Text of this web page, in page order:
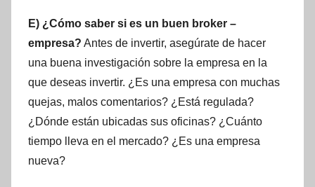
E) ¿Cómo saber si es un buen broker –
empresa? Antes de invertir, asegúrate de hacer
una buena investigación sobre la empresa en la
que deseas invertir. ¿Es una empresa con muchas
quejas, malos comentarios? ¿Está regulada?
¿Dónde están ubicadas sus oficinas? ¿Cuánto
tiempo lleva en el mercado? ¿Es una empresa
nueva?